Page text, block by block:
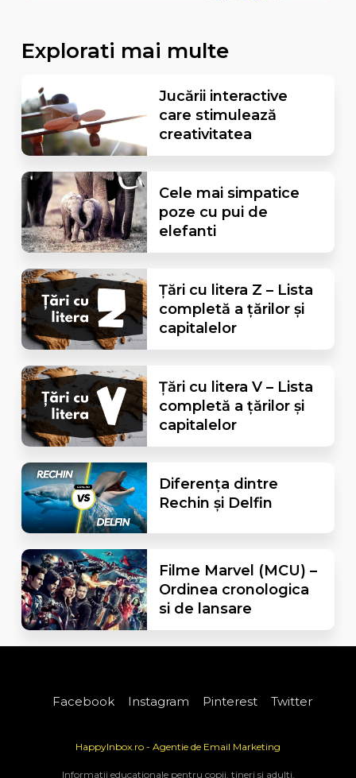
Explorati mai multe
Jucării interactive
care stimulează
creativitatea
Cele mai simpatice
poze cu pui de
elefanti
Țări cu litera Z – Lista
completă a țărilor și
capitalelor
Țări cu litera V – Lista
completă a țărilor și
capitalelor
Diferența dintre
Rechin și Delfin
Filme Marvel (MCU) –
Ordinea cronologica
si de lansare
Facebook Instagram Pinterest Twitter
HappyInbox.ro - Agentie de Email Marketing
Informatii educationale pentru copii, tineri si adulti.